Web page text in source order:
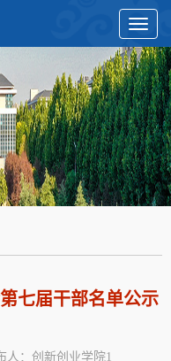
Toggle
七届干部名单公示
人：创新创业学院1